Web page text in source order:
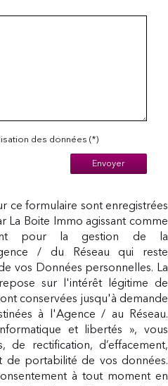
des données (*)
Envoyer
ce formulaire sont enregistrées
La Boite Immo agissant comme
pour la gestion de la
/ du Réseau qui reste
vos Données personnelles. La
sur l'intérêt légitime de
conservées jusqu'à demande
à l'Agence / au Réseau.
et libertés », vous
de rectification, d’effacement,
de portabilité de vos données.
à tout moment en